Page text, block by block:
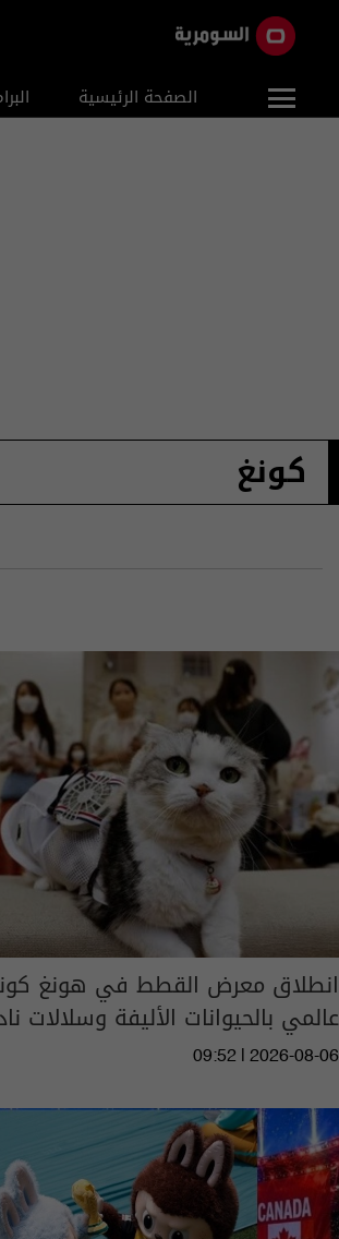
الصفحة الرئيسية
كونغ
انطلاق معرض القطط في هونغ
عالمي بالحيوانات الأليفة وسلالات
09:52 | 2026-08-06